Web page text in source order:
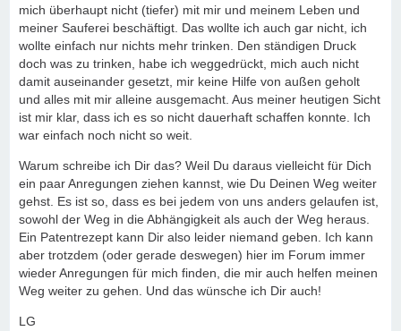
mich überhaupt nicht (tiefer) mit mir und meinem Leben und
meiner Sauferei beschäftigt. Das wollte ich auch gar nicht, ich
wollte einfach nur nichts mehr trinken. Den ständigen Druck
doch was zu trinken, habe ich weggedrückt, mich auch nicht
damit auseinander gesetzt, mir keine Hilfe von außen geholt
und alles mit mir alleine ausgemacht. Aus meiner heutigen Sicht
ist mir klar, dass ich es so nicht dauerhaft schaffen konnte. Ich
war einfach noch nicht so weit.
Warum schreibe ich Dir das? Weil Du daraus vielleicht für Dich
ein paar Anregungen ziehen kannst, wie Du Deinen Weg weiter
gehst. Es ist so, dass es bei jedem von uns anders gelaufen ist,
sowohl der Weg in die Abhängigkeit als auch der Weg heraus.
Ein Patentrezept kann Dir also leider niemand geben. Ich kann
aber trotzdem (oder gerade deswegen) hier im Forum immer
wieder Anregungen für mich finden, die mir auch helfen meinen
Weg weiter zu gehen. Und das wünsche ich Dir auch!
LG